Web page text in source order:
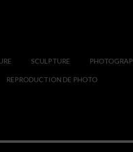
SCULPTURE
REPRODUCTION DE PHOTO